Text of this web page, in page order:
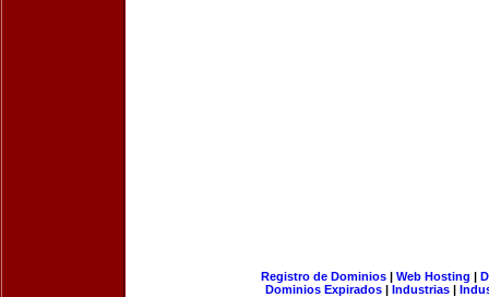
Registro de Dominios| Web Hosting |
Dominios Expirados | Industrias |